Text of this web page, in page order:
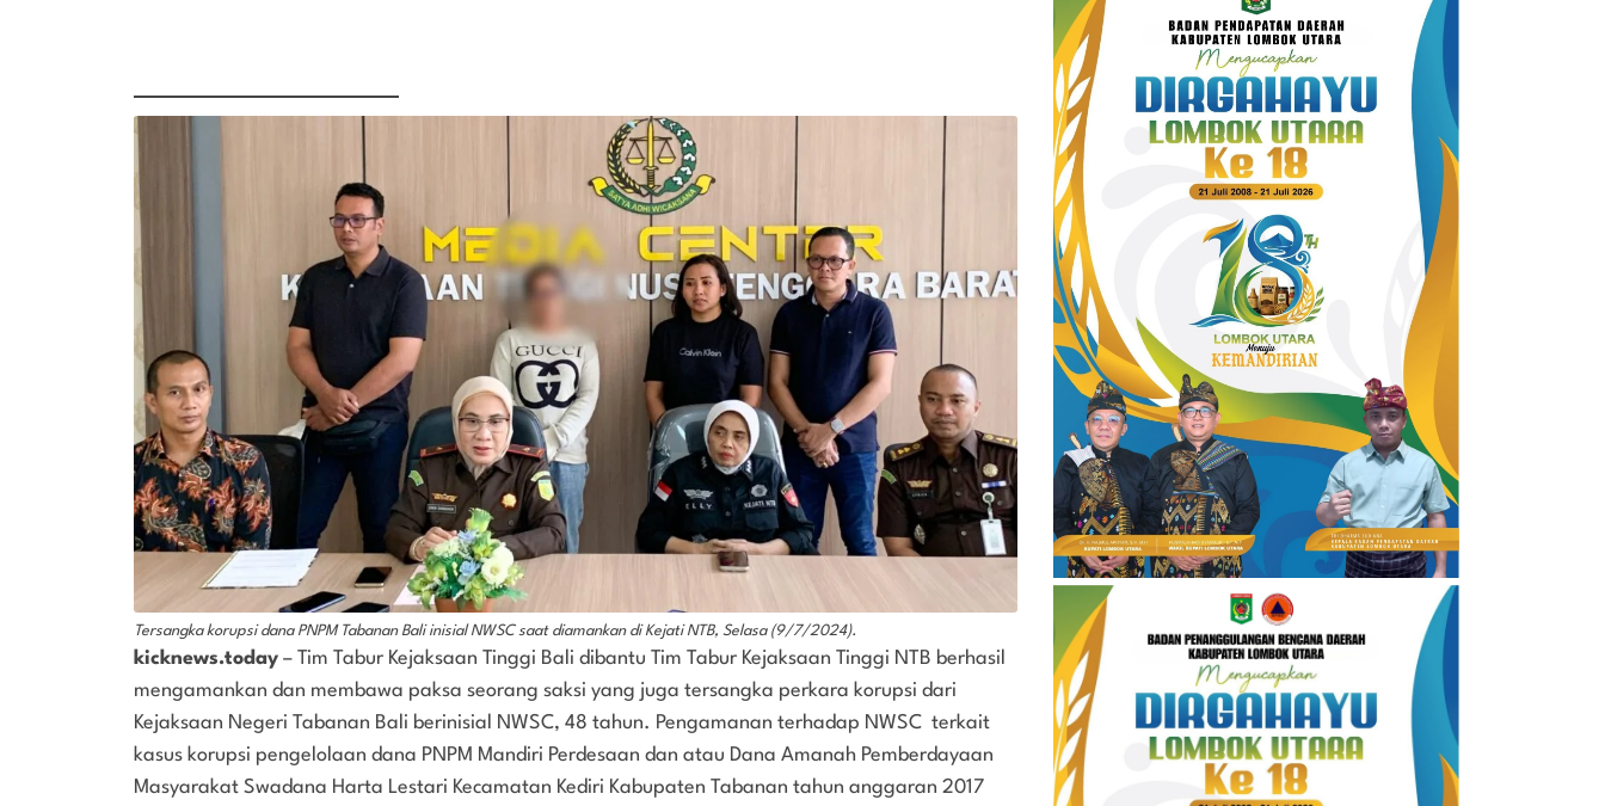
Tersangka korupsi dana PNPM Tabanan Bali inisial NWSC saat diamankan di Kejati NTB, Selasa (9/7/2024).
kicknews.today – Tim Tabur Kejaksaan Tinggi Bali dibantu Tim Tabur Kejaksaan Tinggi NTB berhasil
mengamankan dan membawa paksa seorang saksi yang juga tersangka perkara korupsi dari
Kejaksaan Negeri Tabanan Bali berinisial NWSC, 48 tahun. Pengamanan terhadap NWSC terkait
kasus korupsi pengelolaan dana PNPM Mandiri Perdesaan dan atau Dana Amanah Pemberdayaan
Masyarakat Swadana Harta Lestari Kecamatan Kediri Kabupaten Tabanan tahun anggaran 2017